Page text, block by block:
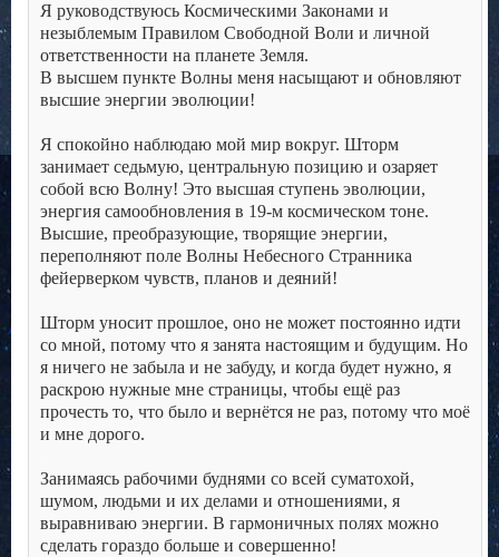
Я руководствуюсь Космическими Законами и
незыблемым Правилом Свободной Воли и личной
ответственности на планете Земля.
В высшем пункте Волны меня насыщают и обновляют
высшие энергии эволюции!
Я спокойно наблюдаю мой мир вокруг. Шторм
занимает седьмую, центральную позицию и озаряет
собой всю Волну! Это высшая ступень эволюции,
энергия самообновления в 19-м космическом тоне.
Высшие, преобразующие, творящие энергии,
переполняют поле Волны Небесного Странника
фейерверком чувств, планов и деяний!
Шторм уносит прошлое, оно не может постоянно идти
со мной, потому что я занята настоящим и будущим. Но
я ничего не забыла и не забуду, и когда будет нужно, я
раскрою нужные мне страницы, чтобы ещё раз
прочесть то, что было и вернётся не раз, потому что моё
и мне дорого.
Занимаясь рабочими буднями со всей суматохой,
шумом, людьми и их делами и отношениями, я
выравниваю энергии. В гармоничных полях можно
сделать гораздо больше и совершенно!